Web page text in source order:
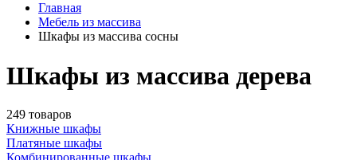
Главная
Мебель из массива
Шкафы из массива сосны
Шкафы из массива дерева
249 товаров
Книжные шкафы
Платяные шкафы